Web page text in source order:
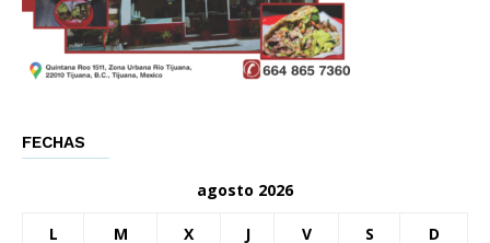
FECHAS
agosto 2026
L M X J V S D